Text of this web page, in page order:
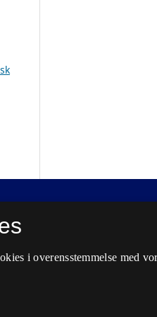
i overensstemmelse med